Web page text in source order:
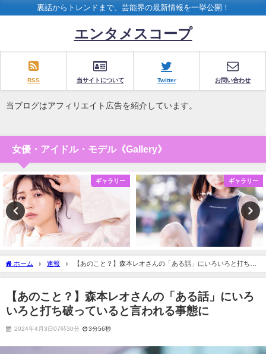
裏話からトレンドまで、芸能界の最新情報を一挙公開！
エンタメスコープ
RSS 当サイトについて Twitter お問い合わせ
当ブログはアフィリエイト広告を紹介しています。
女優・アイドル・モデル《Gallery》
ギャラリー ギャラリー
ホーム 速報
【あのこと？】森本レオさんの「ある話」にいろいろと打ち破
っていると言われる事態に
【あのこと？】森本レオさんの「ある話」にいろ
いろと打ち破っていると言われる事態に
2024年4月3日07時30分 3分56秒